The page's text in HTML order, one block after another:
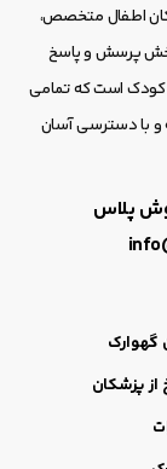
اطفال متخصص،
بخش پرسش و پاسخ
کودک است که تمامی
و با دسترسی آسان
پلاس
گهوارک
پزشکان